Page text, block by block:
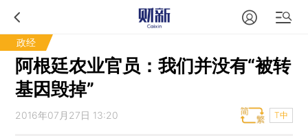
政经
阿根廷农业官员：我们并没有“被转
基因毁掉”
2016年07月27日 13:20 T中